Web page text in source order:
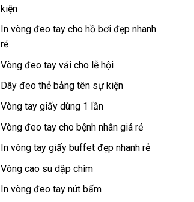
kiện
In vòng đeo tay cho hồ bơi đẹp nhanh
rẻ
Vòng đeo tay vải cho lễ hội
Dây đeo thẻ bảng tên sự kiện
Vòng tay giấy dùng 1 lần
Vòng đeo tay cho bệnh nhân giá rẻ
In vòng tay giấy buffet đẹp nhanh rẻ
Vòng cao su dập chìm
In vòng đeo tay nút bấm